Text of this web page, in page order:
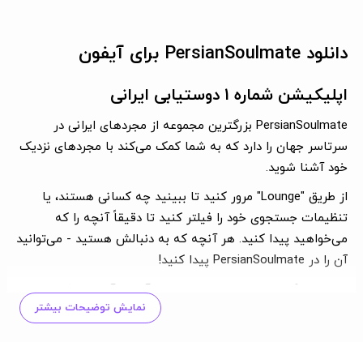
دانلود PersianSoulmate برای آیفون
اپلیکیشن شماره 1 دوستیابی ایرانی
PersianSoulmate بزرگترین مجموعه از مجردهای ایرانی در
سرتاسر جهان را دارد که به شما کمک می‌کند با مجردهای نزدیک
خود آشنا شوید.
از طریق "Lounge" مرور کنید تا ببینید چه کسانی هستند، یا
تنظیمات جستجوی خود را فیلتر کنید تا دقیقاً آنچه را که
می‌خواهید پیدا کنید. هر آنچه که به دنبالش هستید - می‌توانید
آن را در PersianSoulmate پیدا کنید!
امروز، 20% از روابط از طریق دوستیابی آنلاین آغاز می‌شود. چرا به
صورت رایگان ملحق نشوید و خودتان امتحان نکنید؟
نمایش توضیحات بیشتر